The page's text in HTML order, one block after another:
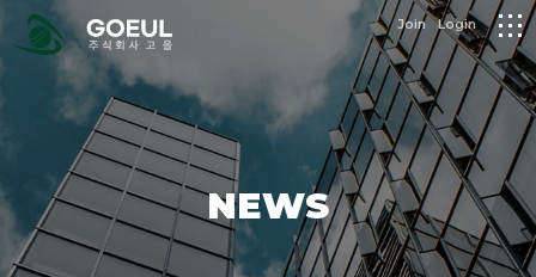
logo Join Login
NEWS